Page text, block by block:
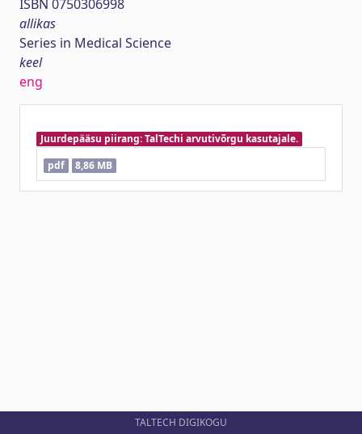
ISBN 0750306998
allikas
Series in Medical Science
keel
eng
Juurdepääsu piirang: TalTechi arvutivõrgu kasutajale.
pdf
8,86 MB
TALTECH DIGIKOGU